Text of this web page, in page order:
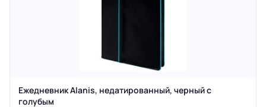
Ежедневник Alanis, недатированный, черный с
голубым